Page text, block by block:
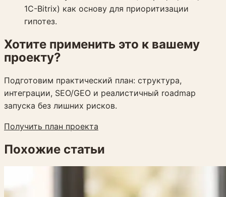
1C-Bitrix) как основу для приоритизации
гипотез.
Хотите применить это к вашему
проекту?
Подготовим практический план: структура,
интеграции, SEO/GEO и реалистичный roadmap
запуска без лишних рисков.
Получить план проекта
Похожие статьи